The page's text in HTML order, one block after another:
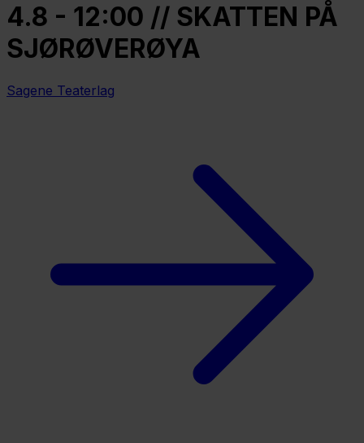
4.8 - 12:00 // SKATTEN PÅ
SJØRØVERØYA
Sagene Teaterlag